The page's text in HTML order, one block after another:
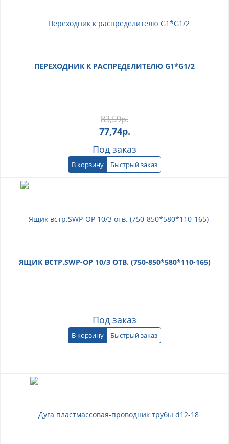
ПЕРЕХОДНИК К РАСПРЕДЕЛИТЕЛЮ G1*G1/2
83,59р.
77,74р.
Под заказ
В корзину Быстрый заказ
ЯЩИК ВСТР.SWP-OP 10/3 ОТВ. (750-850*580*110-165)
Под заказ
В корзину Быстрый заказ